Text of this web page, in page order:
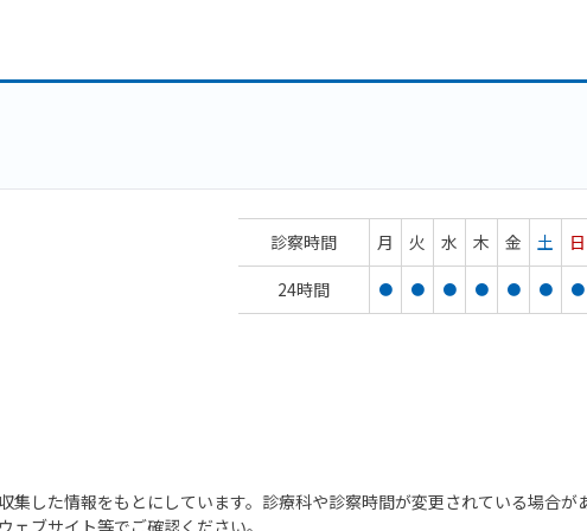
診察時間 月 火 水 木 金 土 日
24時間
● ● ● ● ● ● ●
集した情報をもとにしています。診療科や診察時間が変更されている場合が
ェブサイト等でご確認ください。